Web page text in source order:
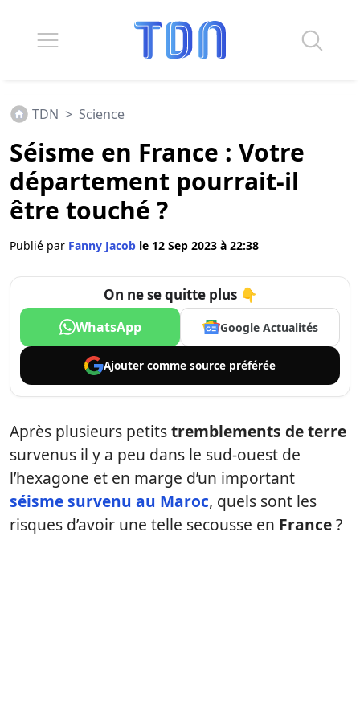
TDN > Science
Séisme en France : Votre
département pourrait-il
être touché ?
Publié par Fanny Jacob le 12 Sep 2023 à 22:38
On ne se quitte plus 👇
WhatsApp Google Actualités
Ajouter comme source préférée
Après plusieurs petitstremblements de terre
survenus il y a peu dans le sud-ouest de
l’hexagone et en marge d’un important
séisme survenu au Maroc, quels sont les
risques d’avoir une telle secousse en France?